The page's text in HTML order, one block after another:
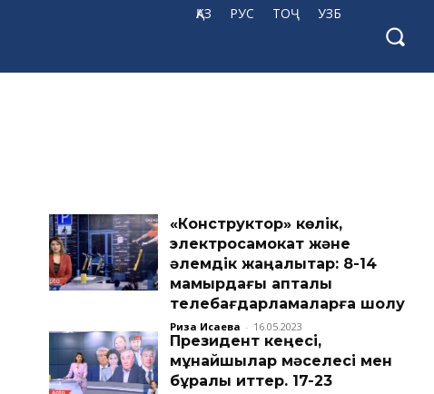
ҚАЗ РУС ТОҶ УЗБ
«Конструктор» көлік,
электросамокат және
әлемдік жаңалықтар: 8-14
мамырдағы апталық
телебағдарламаларға шолу
Риза Исаева - 16.05.2023
Президент кеңесі,
мұнайшылар мәселесі мен
бұралқы иттер. 17-23